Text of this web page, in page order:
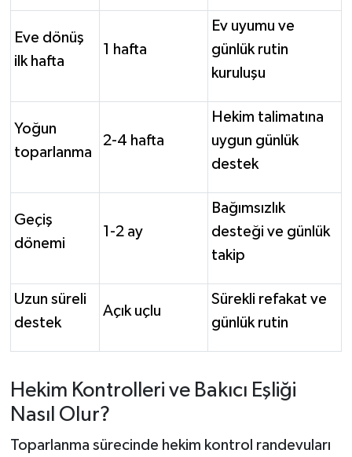
Eve dönüş
ilk hafta
1 hafta
Ev uyumu ve
günlük rutin
kuruluşu
Yoğun
toparlanma
2-4 hafta
Hekim talimatına
uygun günlük
destek
Geçiş
dönemi
1-2 ay
Bağımsızlık
desteği ve günlük
takip
Uzun süreli
destek
Açık uçlu
Sürekli refakat ve
günlük rutin
Hekim Kontrolleri ve Bakıcı Eşliği
Nasıl Olur?
Toparlanma sürecinde hekim kontrol randevuları